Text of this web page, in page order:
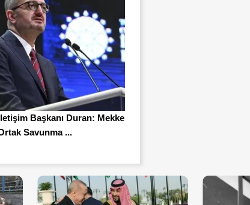
Başkanı Duran: Mekke
Savunma ...